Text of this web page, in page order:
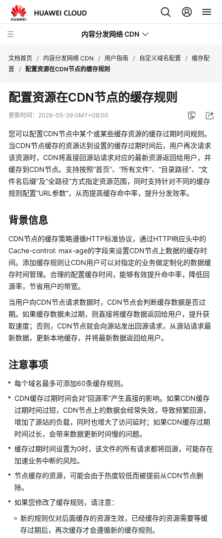
内容分发网络 CDN
最
新
动
服
务
公
告
介
计
费
说
明
快
速
入
门
用
指
南
创
建
用
并
授
使
CDN
文档首页 / 内容分发网络 CDN / 用户指南 / 自定义域名配置 / 缓存配
置
/ 配置资源在CDN节点的缓存规则
配置资源在CDN节点的缓存规则
更新时间： 2026-05-29 GMT+08:00
您可以配置CDN节点中某个或某些缓存资源的缓存过期时间规则。
当CDN节点缓存的资源达到设置的缓存过期时间后，用户再次请求
该资源时，CDN将直接回源站请求对应的最新资源返回给用户，并
缓存到CDN节点。支持按照“首页”、“所有文件”、“目录路径”、“文
件名后缀”及“全路径”方式指定资源范围，同时支持针对不同的缓存
规则配置“URL参数”，从而提高缓存命中率，提升分发效率。
背景信息
CDN节点的缓存策略遵循HTTP标准协议，通过HTTP响应头中的
Cache-control: max-age的字段来设置CDN节点上数据的缓存时
间。添加缓存规则让CDN用户可以对指定的业务做定制化的数据缓
存时间管理。合理的配置缓存时间，能够有效提升命中率，降低回
源率，节省用户的带宽。
当用户向CDN节点请求数据时，CDN节点会判断缓存数据是否过
期。如果缓存数据未过期，则直接将缓存数据返回给用户，提升获
取速度；否则，CDN节点就会向源站发出回源请求，从源站请求最
新数据，更新本地缓存，并将最新数据返回给用户。
注意事项
每个域名最多可添加60条缓存规则。
CDN缓存过期时间会对“回源率”产生直接的影响。如果CDN缓存
过期时间过短，CDN节点上的数据会经常失效，导致频繁回源，
增加了源站的负载，同时也增大了访问延时；如果CDN缓存过期
时间过长，会带来数据更新时间慢的问题。
缓存过期时间设置为0时，该文件的所有请求都将回源，可能存在
加速业务中断的风险。
节点缓存的资源，可能会由于热度较低而被提前从CDN节点删
除。
如果您修改了缓存规则，请注意：
新的规则仅对后面缓存的资源生效，已经缓存的资源需要等缓
存过期后，再次缓存才会遵循新的缓存规则。